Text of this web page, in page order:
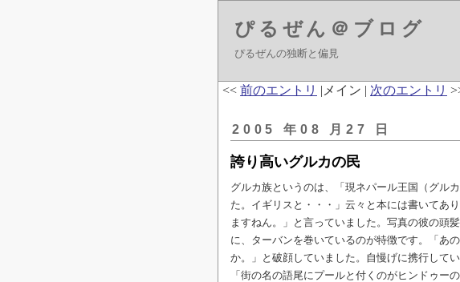
ぴるぜん＠ブログ
ぴるぜんの独断と偏見
<< 前のエントリ |メイン | 次のエントリ
2005 年08 月27 日
誇り高いグルカの民
グルカ族というのは、「現ネパール王国（グル
た。イギリスと・・・」云々と本には書いてあ
ますねん。」と言っていました。写真の彼の頭
に、ターバンを巻いているのが特徴です。「あ
か。」と破顔していました。自慢げに携行して
「街の名の語尾にプールと付くのがヒンドゥー